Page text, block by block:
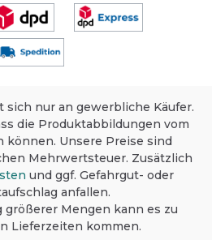
Kosten und schont die
nur völlig restentleert
zuführen.
und
Grad der
Bitte Hinweise
nass
Pflegeempfehlung
Dieses
den gewerblichen
vor Anwendung
Stelle testen.
siehe
Bei
nur an gewerbliche Käufer.
die Produktabbildungen vom
können. Unsere Preise sind
Mehrwertsteuer. Zusätzlich
und ggf. Gefahrgut- oder
anfallen.
größerer Mengen kann es zu
Lieferzeiten kommen.